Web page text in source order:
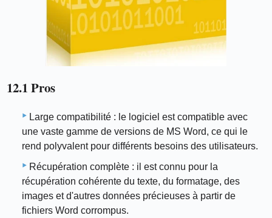
12.1 Pros
Large compatibilité : le logiciel est compatible avec
une vaste gamme de versions de MS Word, ce qui le
rend polyvalent pour différents besoins des utilisateurs.
Récupération complète : il est connu pour la
récupération cohérente du texte, du formatage, des
images et d'autres données précieuses à partir de
fichiers Word corrompus.